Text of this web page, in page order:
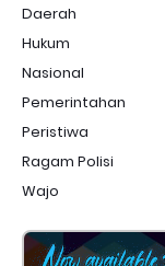
Daerah
Hukum
Nasional
Pemerintahan
Peristiwa
Ragam Polisi
Wajo